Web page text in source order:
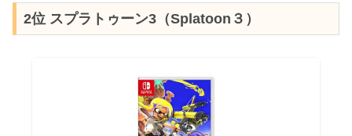
2位 スプラトゥーン3（Splatoon３）